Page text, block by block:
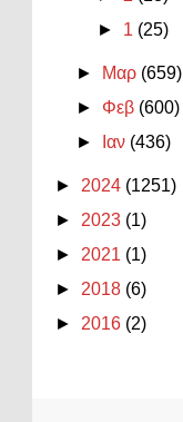
► 1 (25)
► Μαρ (659)
► Φεβ (600)
►
Ιαν (436)
► 2024 (1251)
► 2023 (1)
► 2021 (1)
► 2018 (6)
► 2016 (2)